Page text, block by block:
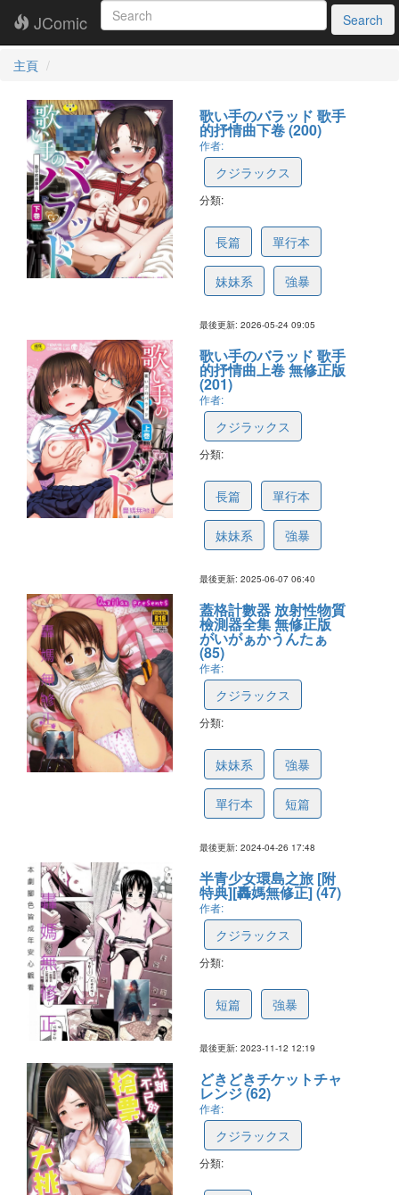
JComic Search
主頁
歌い手のバラッド 歌手
的抒情曲下卷 (200)
作者:
クジラックス
分類:
長篇 單行本
妹妹系 強暴
最後更新: 2026-05-24 09:05
歌い手のバラッド 歌手
的抒情曲上卷 無修正版
(201)
作者:
クジラックス
分類:
長篇 單行本
妹妹系 強暴
最後更新: 2025-06-07 06:40
蓋格計數器 放射性物質
檢測器全集 無修正版
がいがぁかうんたぁ
(85)
作者:
クジラックス
分類:
妹妹系 強暴
單行本 短篇
最後更新: 2024-04-26 17:48
半青少女環島之旅 [附
特典][轟媽無修正] (47)
作者:
クジラックス
分類:
短篇 強暴
最後更新: 2023-11-12 12:19
どきどきチケットチャ
レンジ (62)
作者:
クジラックス
分類: